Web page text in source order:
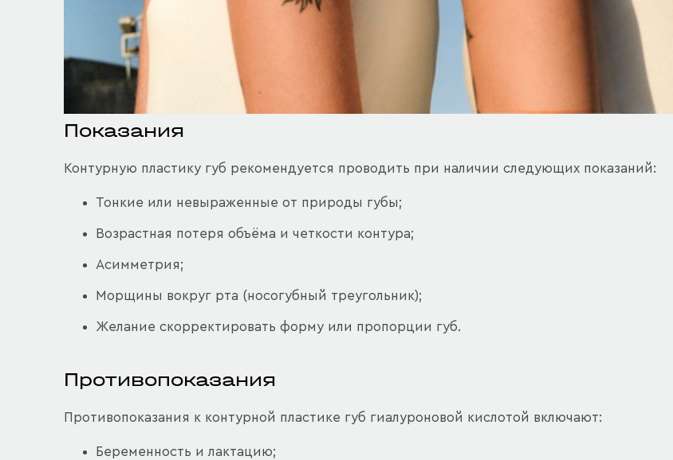
Показания
Контурную пластику губ рекомендуется проводить при наличии следующих показаний:
Тонкие или невыраженные от природы губы;
Возрастная потеря объёма и четкости контура;
Асимметрия;
Морщины вокруг рта (носогубный треугольник);
Желание скорректировать форму или пропорции губ.
Противопоказания
Противопоказания к контурной пластике губ гиалуроновой кислотой включают:
Беременность и лактацию;